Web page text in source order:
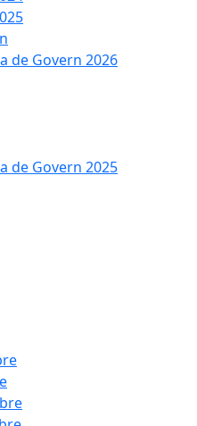
de Govern 2026
de Govern 2025